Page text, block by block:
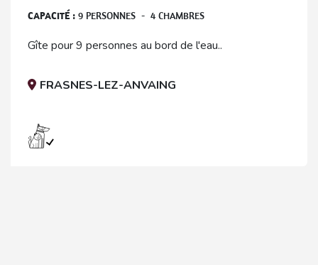
CAPACITÉ : 9 PERSONNES - 4 CHAMBRES
Gîte pour 9 personnes au bord de l'eau..
FRASNES-LEZ-ANVAING